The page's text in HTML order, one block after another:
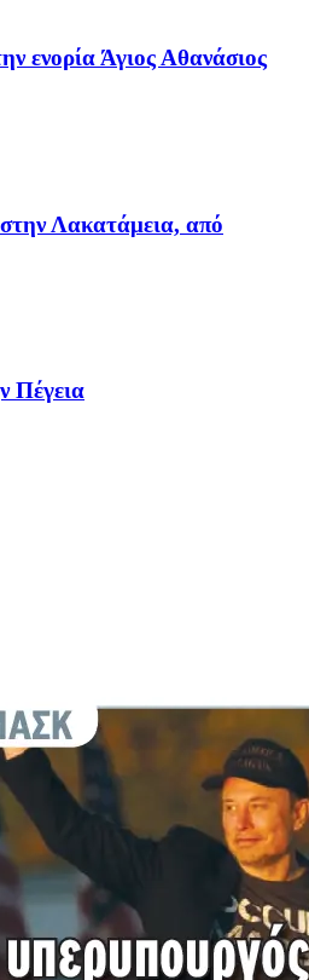
ενορία Άγιος Αθανάσιος
Λακατάμεια, από
Πέγεια